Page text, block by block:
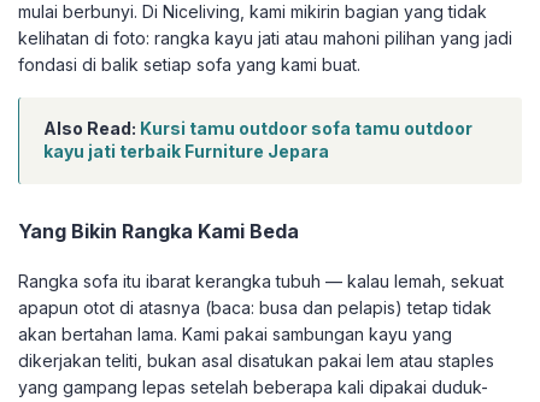
mulai berbunyi. Di Niceliving, kami mikirin bagian yang tidak
kelihatan di foto: rangka kayu jati atau mahoni pilihan yang jadi
fondasi di balik setiap sofa yang kami buat.
Also Read: Kursi tamu outdoor sofa tamu outdoor
kayu jati terbaik Furniture Jepara
Yang Bikin Rangka Kami Beda
Rangka sofa itu ibarat kerangka tubuh — kalau lemah, sekuat
apapun otot di atasnya (baca: busa dan pelapis) tetap tidak
akan bertahan lama. Kami pakai sambungan kayu yang
dikerjakan teliti, bukan asal disatukan pakai lem atau staples
yang gampang lepas setelah beberapa kali dipakai duduk-